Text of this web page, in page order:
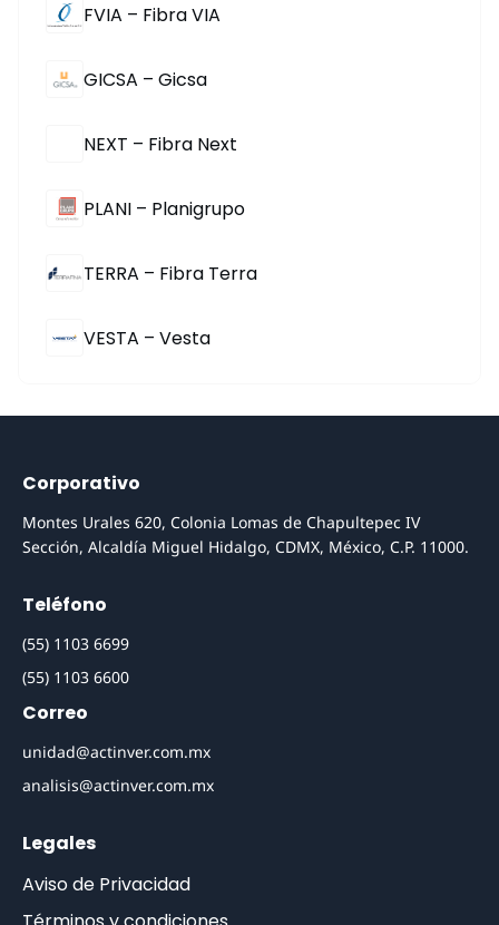
FVIA – Fibra VIA
GICSA – Gicsa
NEXT – Fibra Next
PLANI – Planigrupo
TERRA – Fibra Terra
VESTA – Vesta
Corporativo
Montes Urales 620, Colonia Lomas de Chapultepec IV
Sección, Alcaldía Miguel Hidalgo, CDMX, México, C.P. 11000.
Teléfono
(55) 1103 6699
(55) 1103 6600
Correo
unidad@actinver.com.mx
analisis@actinver.com.mx
Legales
Aviso de Privacidad